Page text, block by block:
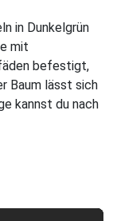
in Dunkelgrün
mit
befestigt,
Baum lässt sich
kannst du nach